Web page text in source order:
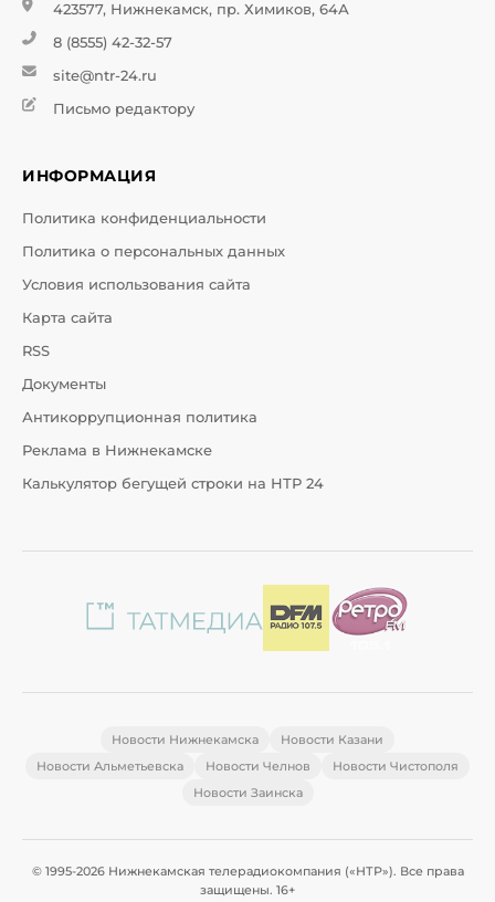
423577, Нижнекамск, пр. Химиков, 64А
8 (8555) 42-32-57
site@ntr-24.ru
Письмо редактору
ИНФОРМАЦИЯ
Политика конфиденциальности
Политика о персональных данных
Условия использования сайта
Карта сайта
RSS
Документы
Антикоррупционная политика
Реклама в Нижнекамске
Калькулятор бегущей строки на НТР 24
Новости Нижнекамска
Новости Казани
Новости Альметьевска
Новости Челнов
Новости Чистополя
Новости Заинска
© 1995-2026 Нижнекамская телерадиокомпания («НТР»). Все права
защищены. 16+